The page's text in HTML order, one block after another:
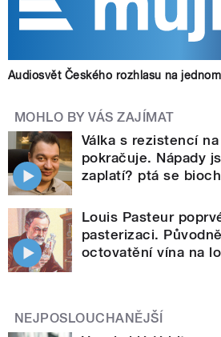
Audiosvět Českého rozhlasu na
MOHLO BY VÁS ZAJÍMAT
Válka s rezistencí
pokračuje. Nápady
zaplatí? ptá se
Louis Pasteur
pasterizaci.
octovatění vína na
NEJPOSLOUCHANĚJŠÍ